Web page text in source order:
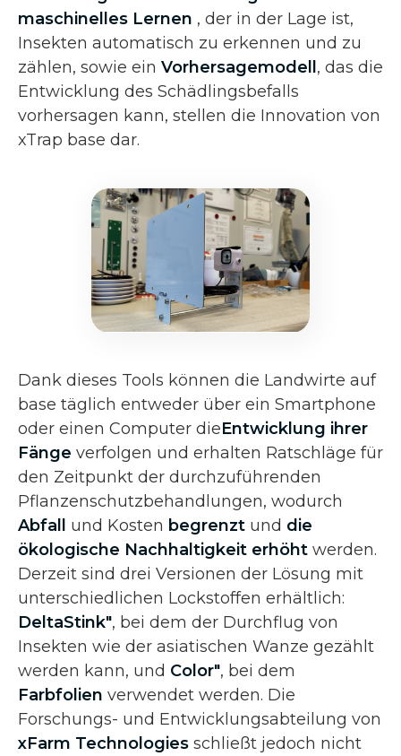
maschinelles Lernen , der in der Lage ist,
Insekten automatisch zu erkennen und zu
zählen, sowie ein Vorhersagemodell , das die
Entwicklung des Schädlingsbefalls
vorhersagen kann, stellen die Innovation von
xTrap base dar.
Dank dieses Tools können die Landwirte auf
base täglich entweder über ein Smartphone
oder einen Computer dieEntwicklung ihrer
Fänge verfolgen und erhalten Ratschläge für
den Zeitpunkt der durchzuführenden
Pflanzenschutzbehandlungen, wodurch
Abfall
und Kosten begrenzt und die
ökologische Nachhaltigkeit erhöht werden.
Derzeit sind drei Versionen der Lösung mit
unterschiedlichen Lockstoffen erhältlich:
DeltaStink", bei dem der Durchflug von
Insekten wie der asiatischen Wanze gezählt
werden kann, und Color", bei dem
Farbfolien verwendet werden. Die
Forschungs- und Entwicklungsabteilung von
xFarm Technologies schließt jedoch nicht